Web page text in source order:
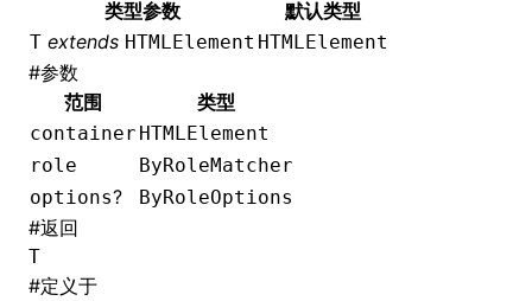
类型参数
默认类型
T extends HTMLElement HTMLElement
#参数
范围
类型
container HTMLElement
role
ByRoleMatcher
options? ByRoleOptions
#返回
T
#定义于